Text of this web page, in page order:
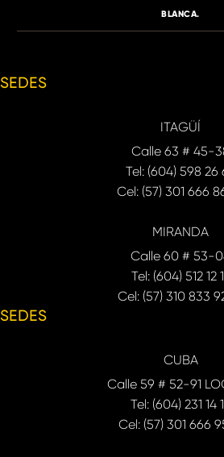
BLANCA.
SEDES
ITAGÜÍ
Calle 63 # 45-
Tel: (604) 598 26
Cel: (57) 301 666
MIRANDA
Calle 60 # 53-
Tel: (604) 512 12
Cel: (57) 310 833
SEDES
CUBA
Calle 59 # 52-91
Tel: (604) 231 14
Cel: (57) 301 666